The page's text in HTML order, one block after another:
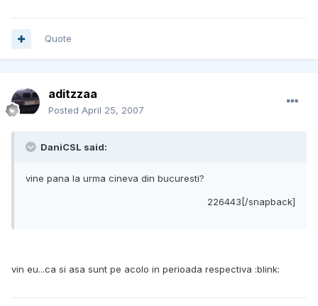
Quote
aditzzaa
Posted April 25, 2007
DaniCSL said:
vine pana la urma cineva din bucuresti?
226443[/snapback]
vin eu...ca si asa sunt pe acolo in perioada respectiva :blink: